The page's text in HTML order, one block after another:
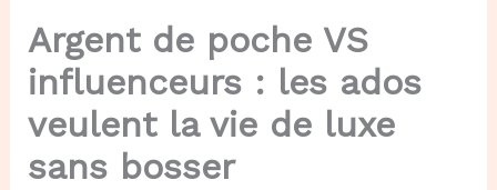
Argent de poche VS
influenceurs : les ados
veulent la vie de luxe
sans bosser